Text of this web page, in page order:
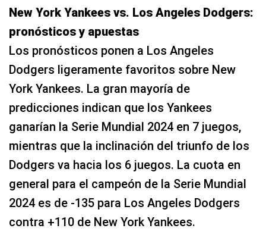
New York Yankees vs. Los Angeles Dodgers:
pronósticos y apuestas
Los pronósticos ponen a Los Angeles
Dodgers ligeramente favoritos sobre New
York Yankees. La gran mayoría de
predicciones indican que los Yankees
ganarían la Serie Mundial 2024 en 7 juegos,
mientras que la inclinación del triunfo de los
Dodgers va hacia los 6 juegos. La cuota en
general para el campeón de la Serie Mundial
2024 es de -135 para Los Angeles Dodgers
contra +110 de New York Yankees.